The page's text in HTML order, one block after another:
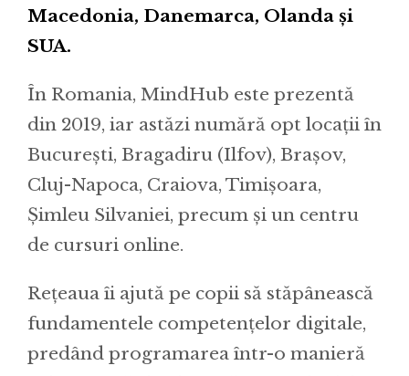
Macedonia, Danemarca, Olanda și
SUA.
În Romania, MindHub este prezentă
din 2019, iar astăzi numără opt locații în
București, Bragadiru (Ilfov), Brașov,
Cluj-Napoca, Craiova, Timișoara,
Șimleu Silvaniei, precum și un centru
de cursuri online.
Rețeaua îi ajută pe copii să stăpânească
fundamentele competențelor digitale,
predând programarea într-o manieră